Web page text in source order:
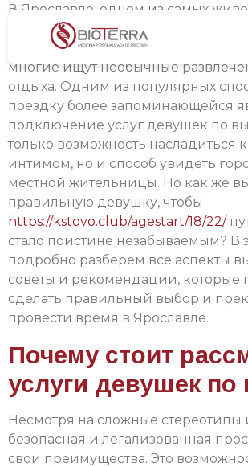
В Ярославле, одном из самых
городов России, где
сочетается с современным ритмом
многие ищут необычные
отдыха. Одним из популярных
поездку более запоминающейся
подключение услуг девушек по
только возможность насладиться
интимом, но и способ увидеть
местной жительницы. Но как же
правильную девушку, чтобы
https://kstovo.club/agestart/18/22/
стало поистине незабываемым? В
подробно разберем все аспекты
советы и рекомендации, которые
сделать правильный выбор и
провести время в Ярославле.
Почему стоит
услуги девушек по
Несмотря на сложные стереотипы
безопасная и легализованная
свои преимущества. Это